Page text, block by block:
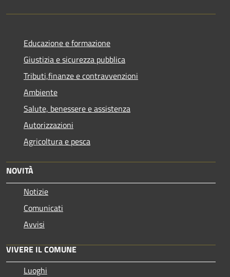
Educazione e formazione
Giustizia e sicurezza pubblica
Tributi,finanze e contravvenzioni
Ambiente
Salute, benessere e assistenza
Autorizzazioni
Agricoltura e pesca
NOVITÀ
Notizie
Comunicati
Avvisi
VIVERE IL COMUNE
Luoghi